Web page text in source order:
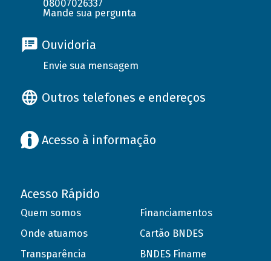
08007026337
Mande sua pergunta
Ouvidoria
Envie sua mensagem
Outros telefones e endereços
Acesso à informação
Acesso Rápido
Quem somos
Onde atuamos
Transparência
Financiamentos
Cartão BNDES
BNDES Finame